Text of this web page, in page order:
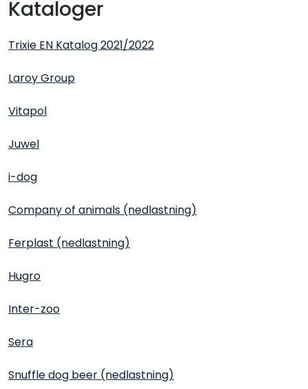
Kataloger
Trixie EN Katalog 2021/2022
Laroy Group
Vitapol
Juwel
i-dog
Company of animals (nedlastning)
Ferplast (nedlastning)
Hugro
Inter-zoo
Sera
Snuffle dog beer (nedlastning)